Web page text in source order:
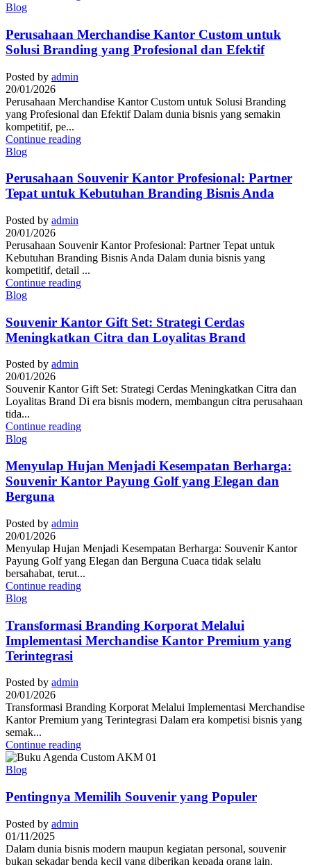
Blog
Perusahaan Merchandise Kantor Custom untuk
Solusi Branding yang Profesional dan Efektif
Posted by admin
20/01/2026
Perusahaan Merchandise Kantor Custom untuk Solusi Branding
yang Profesional dan Efektif Dalam dunia bisnis yang semakin
kompetitif, pe...
Continue reading
Blog
Perusahaan Souvenir Kantor Profesional: Partner
Tepat untuk Kebutuhan Branding Bisnis Anda
Posted by admin
20/01/2026
Perusahaan Souvenir Kantor Profesional: Partner Tepat untuk
Kebutuhan Branding Bisnis Anda Dalam dunia bisnis yang
kompetitif, detail ...
Continue reading
Blog
Souvenir Kantor Gift Set: Strategi Cerdas
Meningkatkan Citra dan Loyalitas Brand
Posted by admin
20/01/2026
Souvenir Kantor Gift Set: Strategi Cerdas Meningkatkan Citra dan
Loyalitas Brand Di era bisnis modern, membangun citra perusahaan
tida...
Continue reading
Blog
Menyulap Hujan Menjadi Kesempatan Berharga:
Souvenir Kantor Payung Golf yang Elegan dan
Berguna
Posted by admin
20/01/2026
Menyulap Hujan Menjadi Kesempatan Berharga: Souvenir Kantor
Payung Golf yang Elegan dan Berguna Cuaca tidak selalu
bersahabat, terut...
Continue reading
Blog
Transformasi Branding Korporat Melalui
Implementasi Merchandise Kantor Premium yang
Terintegrasi
Posted by admin
20/01/2026
Transformasi Branding Korporat Melalui Implementasi Merchandise
Kantor Premium yang Terintegrasi Dalam era kompetisi bisnis yang
semak...
Continue reading
Blog
Pentingnya Memilih Souvenir yang Populer
Posted by admin
01/11/2025
Dalam dunia bisnis modern maupun kegiatan personal, souvenir
bukan sekadar benda kecil yang diberikan kepada orang lain.